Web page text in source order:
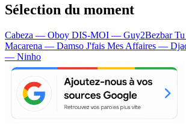
Sélection du moment
Cabeza — Oboy DIS-MOI — Guy2Bezbar
Macarena — Damso J'fais Mes Affaires —
— Ninho